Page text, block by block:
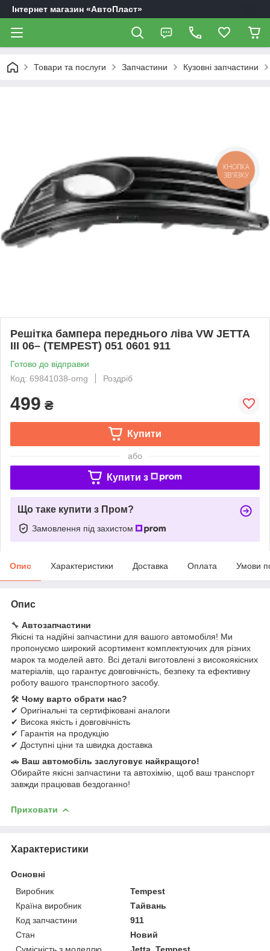
Інтернет магазин «АвтоПласт»
Товари та послуги Запчастини Кузовні запчастини
Решітка бампера переднього ліва VW JETTA
III 06– (TEMPEST) 051 0601 911
Готово до відправки
Код: 69841038-omg
Роздріб
499 ₴
Купити
або
Купити з
Що таке купити з Пром?
Замовлення під захистом
Опис Характеристики Доставка Оплата Умови
Опис
🔧 Автозапчастини
Якісні та надійні запчастини для вашого автомобіля! Ми
пропонуємо широкий асортимент комплектуючих для різних
марок та моделей авто. Всі деталі виготовлені з високоякісних
матеріалів, що гарантує довговічність, безпеку та ефективну
роботу вашого транспортного засобу.
🛠 Чому варто обрати нас?
✔ Оригінальні та сертифіковані аналоги
✔ Висока якість і довговічність
✔ Гарантія на продукцію
✔ Доступні ціни та швидка доставка
🚗 Ваш автомобіль заслуговує найкращого!
Обирайте якісні запчастини та автохімію, щоб ваш транспорт
завжди працював бездоганно!
Приховати
Характеристики
Основні
Виробник
Tempest
Країна виробник
Тайвань
Код запчастини
911
Стан
Новий
Сумісність з моделлю
Jetta, Tempest
КНОПКА
ЗВ'ЯЗКУ